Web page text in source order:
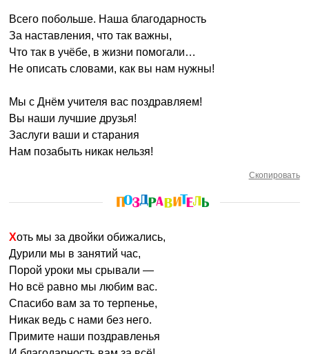
Всего побольше. Наша благодарность
За наставления, что так важны,
Что так в учёбе, в жизни помогали…
Не описать словами, как вы нам нужны!
Мы с Днём учителя вас поздравляем!
Вы наши лучшие друзья!
Заслуги ваши и старания
Нам позабыть никак нельзя!
Скопировать
Хоть мы за двойки обижались,
Дурили мы в занятий час,
Порой уроки мы срывали —
Но всё равно мы любим вас.
Спасибо вам за то терпенье,
Никак ведь с нами без него.
Примите наши поздравленья